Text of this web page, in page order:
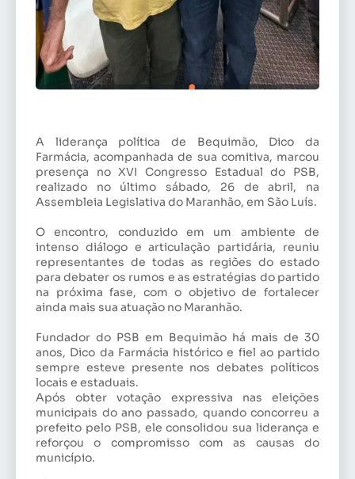
A liderança política de Bequimão, Dico da
Farmácia, acompanhada de sua comitiva, marcou
presença no XVI Congresso Estadual do PSB,
realizado no último sábado, 26 de abril, na
Assembleia Legislativa do Maranhão, em São Luís.
O encontro, conduzido em um ambiente de
intenso diálogo e articulação partidária, reuniu
representantes de todas as regiões do estado
para debater os rumos e as estratégias do partido
na próxima fase, com o objetivo de fortalecer
ainda mais sua atuação no Maranhão.
Fundador do PSB em Bequimão há mais de 30
anos, Dico da Farmácia histórico e fiel ao partido
sempre esteve presente nos debates políticos
locais e estaduais.
Após obter votação expressiva nas eleições
municipais do ano passado, quando concorreu a
prefeito pelo PSB, ele consolidou sua liderança e
reforçou o compromisso com as causas do
município.